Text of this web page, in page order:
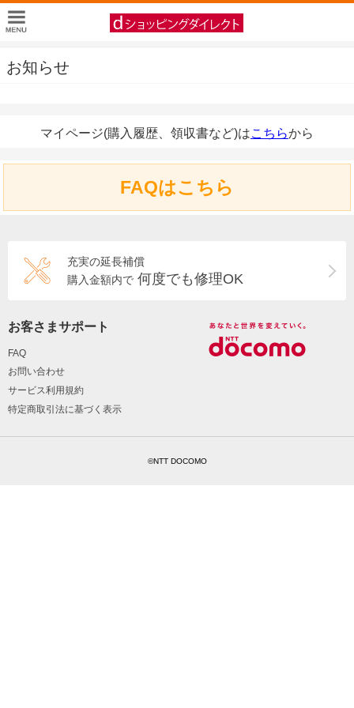
お知らせ
マイページ(購入履歴、領収書など)はこちらから
FAQはこちら
充実の延長補償
購入金額内で 何度でも修理OK
お客さまサポート
FAQ
お問い合わせ
サービス利用規約
特定商取引法に基づく表示
©NTT DOCOMO